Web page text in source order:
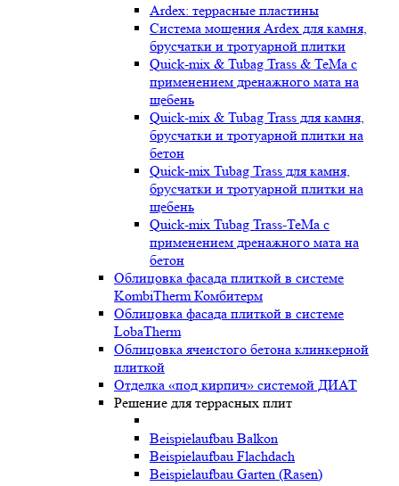
Ardex: террасные пластины
Cистема мощения Ardex для камня,
брусчатки и тротуарной плитки
Quick-mix & Tubag Trass & TeMa с
применением дренажного мата на
щебень
Quick-mix & Tubag Trass для камня,
брусчатки и тротуарной плитки на
бетон
Quick-mix Tubag Trass для камня,
брусчатки и тротуарной плитки на
щебень
Quick-mix Tubag Trass-TeMa с
применением дренажного мата на
бетон
Облицовка фасада плиткой в системе
KombiTherm Комбитерм
Облицовка фасада плиткой в системе
LobaTherm
Облицовка ячеистого бетона клинкерной
плиткой
Отделка «под кирпич» системой ДИАТ
Решение для террасных плит
Beispielaufbau Balkon
Beispielaufbau Flachdach
Beispielaufbau Garten (Rasen)